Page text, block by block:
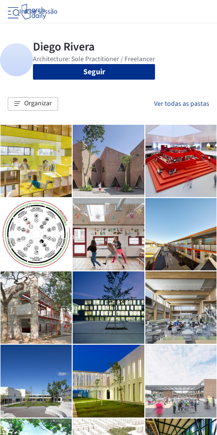
Iniciar sessão
Seguir
Organizar Ver todas as pastas